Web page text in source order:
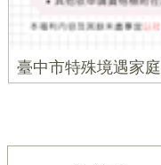
臺中市特殊境遇家庭